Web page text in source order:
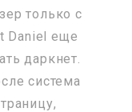
только с
Daniel еще
даркнет.
система